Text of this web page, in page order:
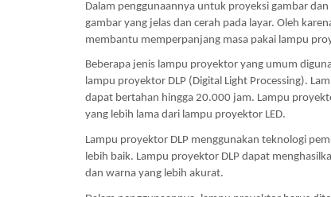
Dalam penggunaannya untuk proyeksi gambar
gambar yang jelas dan cerah pada layar. Oleh
membantu memperpanjang masa pakai lampu
Beberapa jenis lampu proyektor yang umum
lampu proyektor DLP (Digital Light Processing).
dapat bertahan hingga 20.000 jam. Lampu
yang lebih lama dari lampu proyektor LED.
Lampu proyektor DLP menggunakan teknologi
lebih baik. Lampu proyektor DLP dapat
dan warna yang lebih akurat.